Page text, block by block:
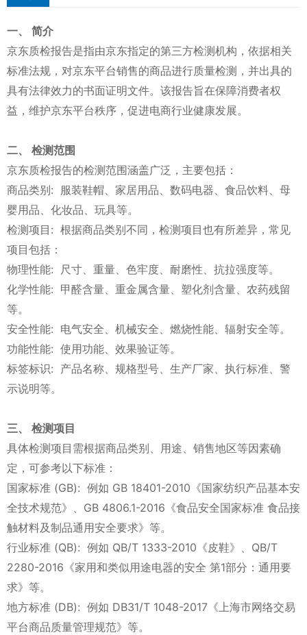
一、 简介
京东质检报告是指由京东指定的第三方检测机构，依据相关
标准法规，对京东平台销售的商品进行质量检测，并出具的
具有法律效力的书面证明文件。该报告旨在保障消费者权
益，维护京东平台秩序，促进电商行业健康发展。
二、 检测范围
京东质检报告的检测范围涵盖广泛，主要包括：
商品类别: 服装鞋帽、家居用品、数码电器、食品饮料、母
婴用品、化妆品、玩具等。
检测项目: 根据商品类别不同，检测项目也有所差异，常见
项目包括：
物理性能: 尺寸、重量、色牢度、耐磨性、抗拉强度等。
化学性能: 甲醛含量、重金属含量、塑化剂含量、农药残留
等。
安全性能: 电气安全、机械安全、燃烧性能、辐射安全等。
功能性能: 使用功能、效果验证等。
标签标识: 产品名称、规格型号、生产厂家、执行标准、警
示说明等。
三、 检测项目
具体检测项目需根据商品类别、用途、销售地区等因素确
定，可参考以下标准：
国家标准 (GB): 例如 GB 18401-2010《国家纺织产品基本安
全技术规范》、GB 4806.1-2016《食品安全国家标准 食品接
触材料及制品通用安全要求》等。
行业标准 (QB): 例如 QB/T 1333-2010《皮鞋》、QB/T
2280-2016《家用和类似用途电器的安全 第1部分：通用要
求》等。
地方标准 (DB): 例如 DB31/T 1048-2017《上海市网络交易
平台商品质量管理规范》等。